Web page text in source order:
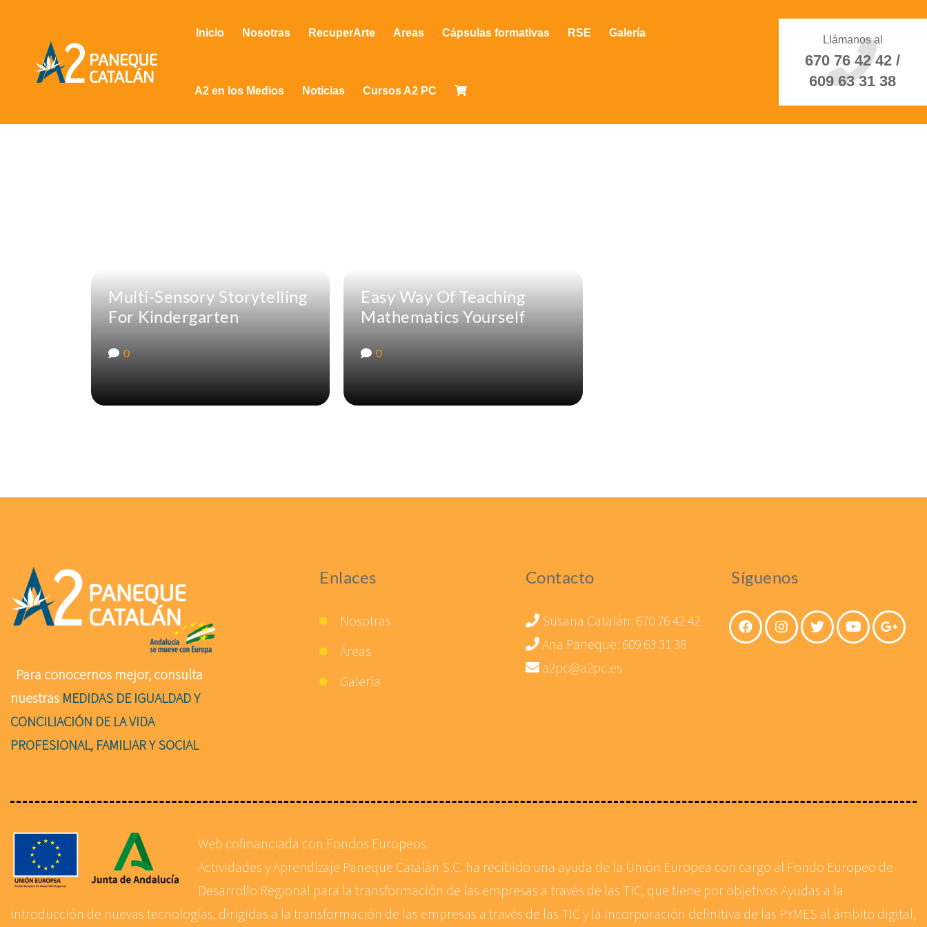
Inicio Nosotras RecuperArte Areas Cápsulas formativas RSE Galería
A2 en los Medios Noticias Cursos A2 PC
Llámanos al
670 76 42 42 /
609 63 31 38
Multi-Sensory Storytelling
For Kindergarten
0
Easy Way Of Teaching
Mathematics Yourself
0
Para conocernos mejor, consulta
nuestras MEDIDAS DE IGUALDAD Y
CONCILIACIÓN DE LA VIDA
PROFESIONAL, FAMILIAR Y SOCIAL
Enlaces
Nosotras
Áreas
Galería
Contacto
Susana Catalán: 670 76 42 42
Ana Paneque: 609 63 31 38
a2pc@a2pc.es
Síguenos
Web cofinanciada con Fondos Europeos.
Actividades y Aprendizaje Paneque Catalán S.C. ha recibido una ayuda de la Unión Europea con cargo al Fondo Europeo de
Desarrollo Regional para la transformación de las empresas a través de las TIC, que tiene por objetivos Ayudas a la
introducción de nuevas tecnologías, dirigidas a la transformación de las empresas a través de las TIC y la incorporación definitiva de las PYMES al ámbito digital,